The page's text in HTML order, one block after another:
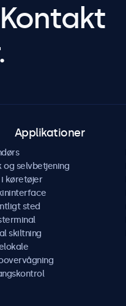
Applikationer
og selvbetjening
i køretøjer
sted
skiltning